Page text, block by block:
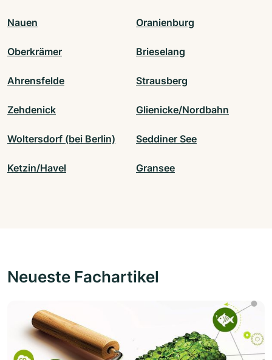
Nauen Oranienburg
Oberkrämer Brieselang
Ahrensfelde Strausberg
Zehdenick Glienicke/Nordbahn
Woltersdorf (bei Berlin) Seddiner See
Ketzin/Havel Gransee
Neueste Fachartikel